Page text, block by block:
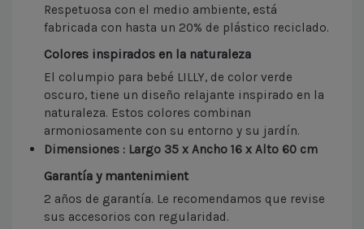
Respetuosa con el medio ambiente, está
fabricada con hasta un 20% de plástico reciclado.
Colores inspirados en la naturaleza
El columpio para bebé LILLY, de color verde
oscuro, tiene un diseño relajante inspirado en la
naturaleza. Estos colores combinan
armoniosamente con su entorno y su jardín.
Dimensiones : Largo 35 x Ancho 16 x Alto 60 cm
Garantía y mantenimient
2 años de garantía. Le recomendamos que revise
sus accesorios con regularidad.